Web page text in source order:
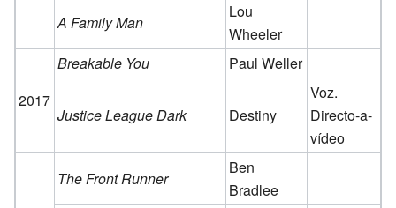
A Family Man
Lou
Wheeler
2017
Breakable You Paul Weller
Justice League Dark Destiny
Voz.
Directo-a-
vídeo
The Front Runner
Ben
Bradlee